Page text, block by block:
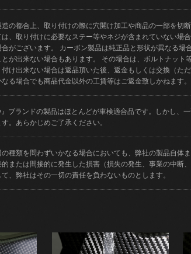
の都合上、取り付けの際に穴開け加工や商品の一部を切
、取り付けに必要なステー等やネジが含まれていない場
がございます。 カーボン製品は純正品と形状が異なる場
とが出来ない場合もあります。 その場合は、ボルトナット
け出来ない場合は返品頂いた後、返金もしくは交換（た
る場合でも商品代金以外の工賃等はご返金致しかねます。
ブランドの製品はほとんどが車検適合品です。しかし、
。あらかじめご了承ください。
種類を問わずいかなる場合においても、弊社の製品自体
的または間接的に発生した損害（損失の発生、事業の中断
、弊社はその一切の責任を負わないものとします。